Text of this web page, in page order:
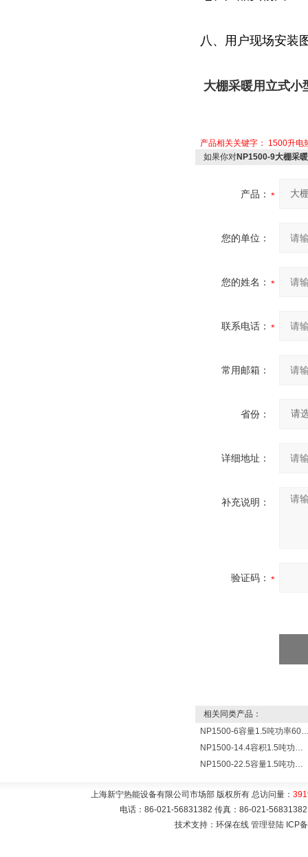
八、用户现场安装
大棚采暖用立式小
产品相关关键字： 1500升电
如果你对NP1500-9大棚采
产品：
您的单位：
您的姓名：
联系电话：
常用邮箱：
省份：
详细地址：
补充说明：
验证码：
相关同类产品：
NP1500-6容量1.5吨功率6000瓦贮水
NP1500-14.4容积1.5吨功率144000瓦蓄水电热水器 热水锅炉
NP1500-22.5容量1.5吨功率22500瓦储水式电热水器 热水锅炉
上海新宁热能设备有限公司市场部 版权所有 总访问量：
电话：86-021-56831382 传真：86-021-
技术支持：环保在线 管理登陆 ICP